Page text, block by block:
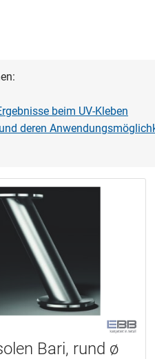
beim UV-Kleben
deren
Bari, rund ø